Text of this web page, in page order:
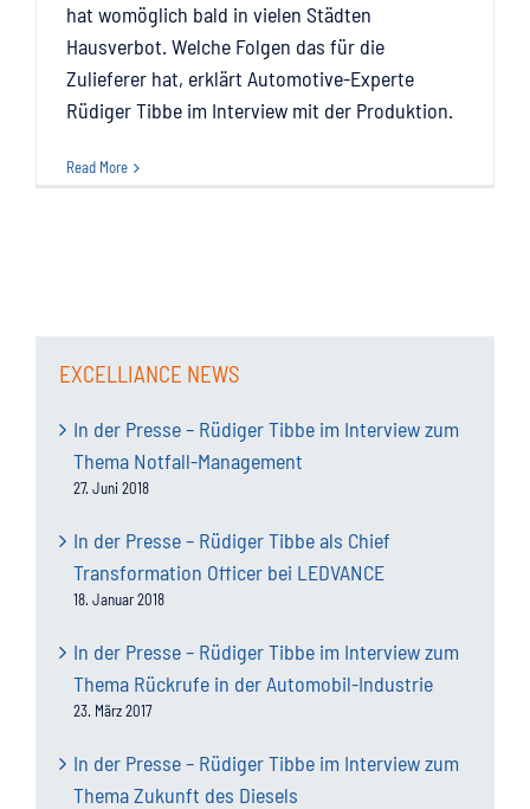
hat womöglich bald in vielen Städten
Hausverbot. Welche Folgen das für die
Zulieferer hat, erklärt Automotive-Experte
Rüdiger Tibbe im Interview mit der Produktion.
Read More
EXCELLIANCE NEWS
In der Presse – Rüdiger Tibbe im Interview zum
Thema Notfall-Management
27. Juni 2018
In der Presse – Rüdiger Tibbe als Chief
Transformation Officer bei LEDVANCE
18. Januar 2018
In der Presse – Rüdiger Tibbe im Interview zum
Thema Rückrufe in der Automobil-Industrie
23. März 2017
In der Presse – Rüdiger Tibbe im Interview zum
Thema Zukunft des Diesels